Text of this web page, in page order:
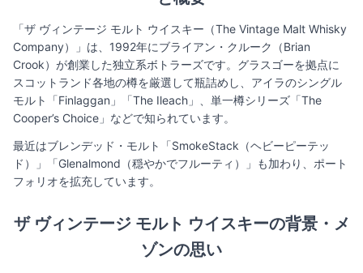
「ザ ヴィンテージ モルト ウイスキー（The Vintage Malt Whisky
Company）」は、1992年にブライアン・クルーク（Brian
Crook）が創業した独立系ボトラーズです。グラスゴーを拠点に
スコットランド各地の樽を厳選して瓶詰めし、アイラのシングル
モルト「Finlaggan」「The Ileach」、単一樽シリーズ「The
Cooper’s Choice」などで知られています。
最近はブレンデッド・モルト「SmokeStack（ヘビーピーテッ
ド）」「Glenalmond（穏やかでフルーティ）」も加わり、ポート
フォリオを拡充しています。
ザ ヴィンテージ モルト ウイスキーの背景・メ
ゾンの思い